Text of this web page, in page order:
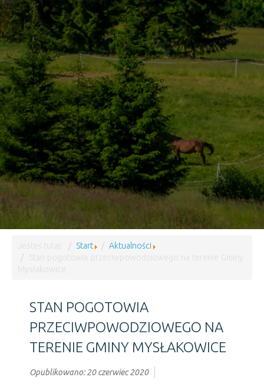
Jesteś tutaj: Start
Aktualności
Stan pogotowia przeciwpowodziowego na terenie Gminy
Mysłakowice
STAN POGOTOWIA
PRZECIWPOWODZIOWEGO NA
TERENIE GMINY MYSŁAKOWICE
Opublikowano: 20 czerwiec 2020